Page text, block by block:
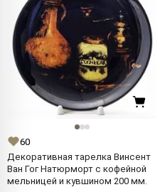
60
Декоративная тарелка Винсент
Ван Гог Натюрморт с кофейной
мельницей и кувшином 200 мм.